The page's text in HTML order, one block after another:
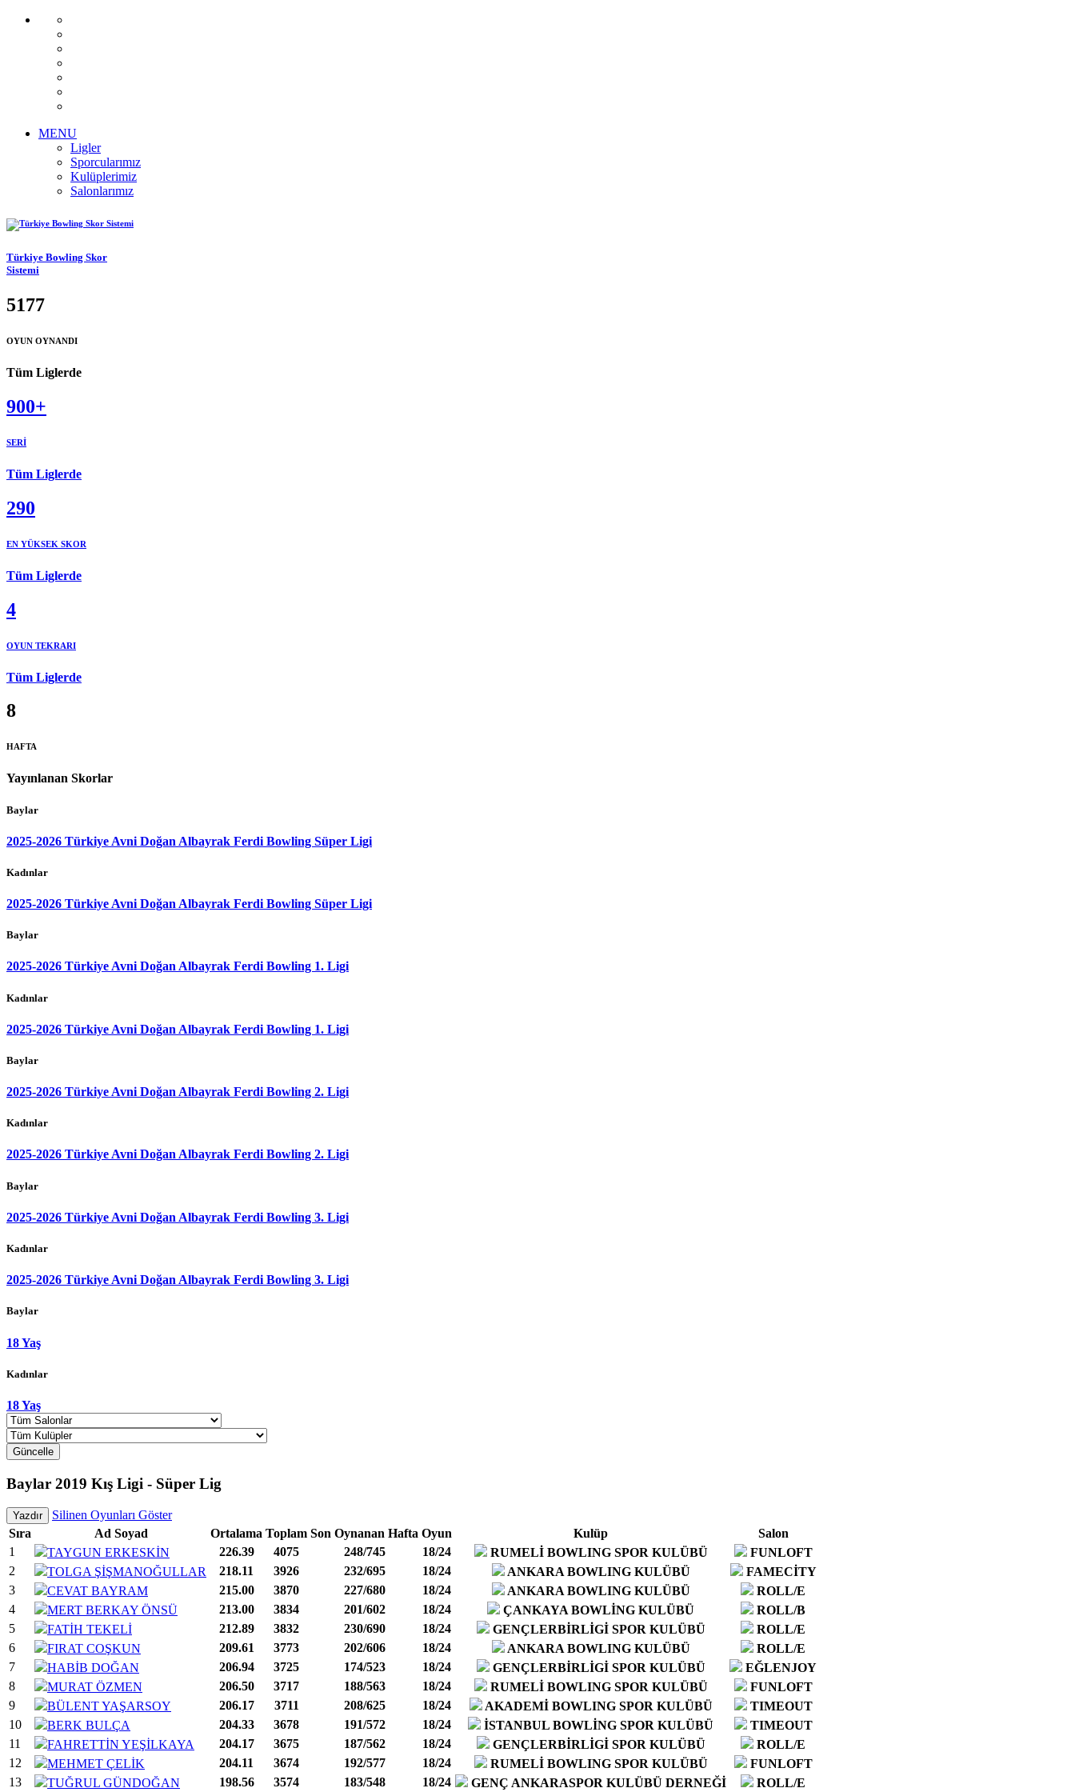
MENU
Ligler
Sporcularımız
Kulüplerimiz
Salonlarımız
Türkiye Bowling Skor
Sistemi
5177
OYUN OYNANDI
Tüm Liglerde
900+
SERİ
Tüm Liglerde
290
EN YÜKSEK SKOR
Tüm Liglerde
4
OYUN TEKRARI
Tüm Liglerde
8
HAFTA
Yayınlanan Skorlar
Baylar
2025-2026 Türkiye Avni Doğan Albayrak Ferdi Bowling Süper Ligi
Kadınlar
2025-2026 Türkiye Avni Doğan Albayrak Ferdi Bowling Süper Ligi
Baylar
2025-2026 Türkiye Avni Doğan Albayrak Ferdi Bowling 1. Ligi
Kadınlar
2025-2026 Türkiye Avni Doğan Albayrak Ferdi Bowling 1. Ligi
Baylar
2025-2026 Türkiye Avni Doğan Albayrak Ferdi Bowling 2. Ligi
Kadınlar
2025-2026 Türkiye Avni Doğan Albayrak Ferdi Bowling 2. Ligi
Baylar
2025-2026 Türkiye Avni Doğan Albayrak Ferdi Bowling 3. Ligi
Kadınlar
2025-2026 Türkiye Avni Doğan Albayrak Ferdi Bowling 3. Ligi
Baylar
18 Yaş
Kadınlar
18 Yaş
Güncelle
Baylar 2019 Kış Ligi - Süper Lig
Yazdır
Silinen Oyunları Göster
Sıra
Ad Soyad Ortalama Toplam Son Oynanan Hafta Oyun Kulüp
Salon
1
TAYGUN ERKESKİN 226.39 4075 248/745 18/24 RUMELİ BOWLING SPOR KULÜBÜ
FUNLOFT
2
TOLGA ŞİŞMANOĞULLAR 218.11 3926 232/695 18/24 ANKARA BOWLING KULÜBÜ
FAMECİTY
3
CEVAT BAYRAM 215.00 3870 227/680 18/24 ANKARA BOWLING KULÜBÜ
ROLL/E
4
MERT BERKAY ÖNSÜ 213.00 3834 201/602 18/24 ÇANKAYA BOWLİNG KULÜBÜ
ROLL/B
5
FATİH TEKELİ 212.89 3832 230/690 18/24 GENÇLERBİRLİGİ SPOR KULÜBÜ
ROLL/E
6
FIRAT COŞKUN 209.61 3773 202/606 18/24 ANKARA BOWLING KULÜBÜ
ROLL/E
7
HABİB DOĞAN 206.94 3725 174/523 18/24 GENÇLERBİRLİGİ SPOR KULÜBÜ
EĞLENJOY
8
MURAT ÖZMEN 206.50 3717 188/563 18/24 RUMELİ BOWLING SPOR KULÜBÜ
FUNLOFT
9
BÜLENT YAŞARSOY 206.17 3711 208/625 18/24 AKADEMİ BOWLING SPOR KULÜBÜ
TIMEOUT
10
BERK BULÇA 204.33 3678 191/572 18/24 İSTANBUL BOWLİNG SPOR KULÜBÜ
TIMEOUT
11
FAHRETTİN YEŞİLKAYA 204.17 3675 187/562 18/24 GENÇLERBİRLİGİ SPOR KULÜBÜ
ROLL/E
12
MEHMET ÇELİK 204.11 3674 192/577 18/24 RUMELİ BOWLING SPOR KULÜBÜ
FUNLOFT
13
TUĞRUL GÜNDOĞAN 198.56 3574 183/548 18/24 GENÇ ANKARASPOR KULÜBÜ DERNEĞİ ROLL/E